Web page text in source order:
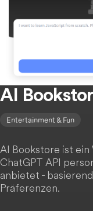
AI
Entertainment & Fun
AI Bookstore ist
ChatGPT API
anbietet -
Präferenzen.